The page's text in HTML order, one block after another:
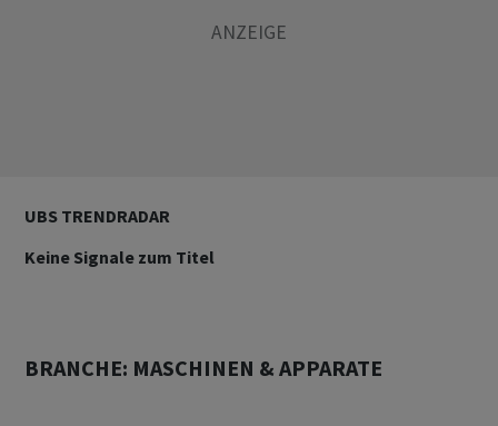
UBS TRENDRADAR
Keine Signale zum Titel
BRANCHE: MASCHINEN & APPARATE